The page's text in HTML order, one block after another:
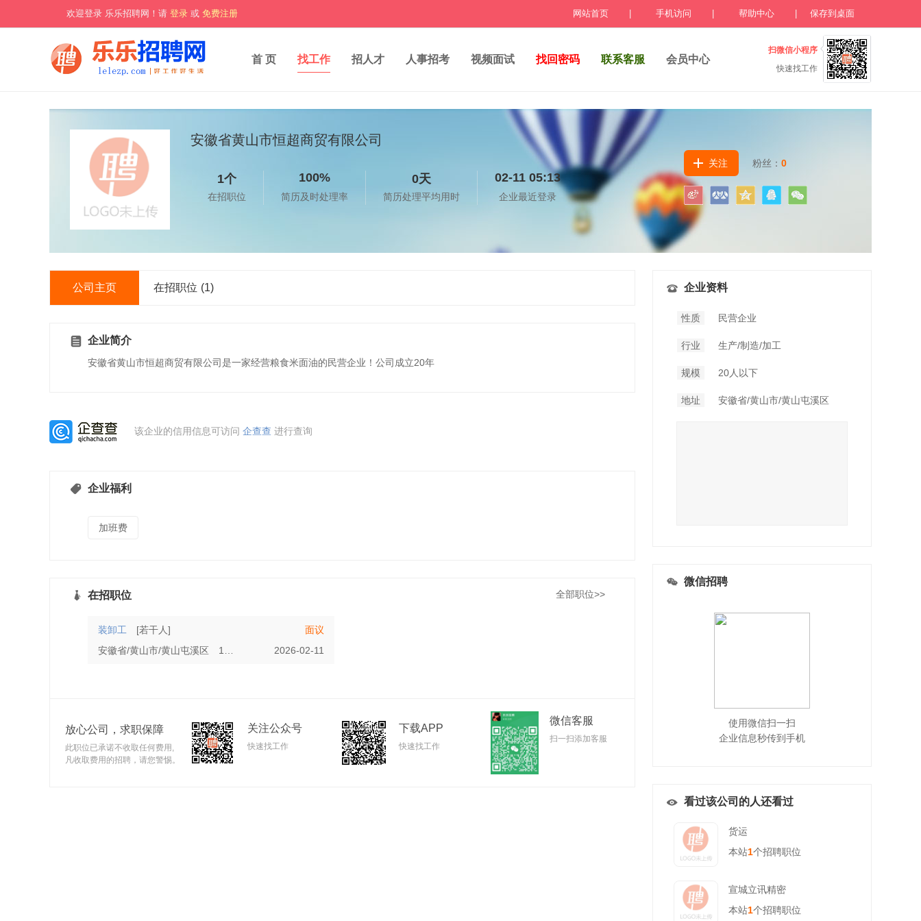
欢迎登录 乐乐招聘网！请 登录 或 免费注册 网站首页 手机访问 帮助中心 保存到桌面
首 页 找工作 招人才 人事招考 视频面试 找回密码 联系客服 会员中心
扫微信小程序
快速找工作
安徽省黄山市恒超商贸有限公司
1个
在招职位
100%
简历及时处理率
0天
简历处理平均用时
02-11 05:13
企业最近登录
关注 粉丝： 0
公司主页 在招职位 (1)
企业简介
安徽省黄山市恒超商贸有限公司是一家经营粮食米面油的民营企业！公司成立20年
该企业的信用信息可访问 企查查 进行查询
企业福利
加班费
在招职位 全部职位>>
装卸工 [若干人]
面议
安徽省/黄山市/黄山屯溪区
1年以上 学历不限
2026-02-11
放心公司，求职保障
此职位已承诺不收取任何费用,
凡收取费用的招聘，请您警惕。
关注公众号
快速找工作
下载APP
快速找工作
微信客服
扫一扫添加客服
企业资料
性质 民营企业
行业 生产/制造/加工
规模 20人以下
地址 安徽省/黄山市/黄山屯溪区
微信招聘
使用微信扫一扫
企业信息秒传到手机
看过该公司的人还看过
货运
本站1个招聘职位
宣城立讯精密
本站1个招聘职位